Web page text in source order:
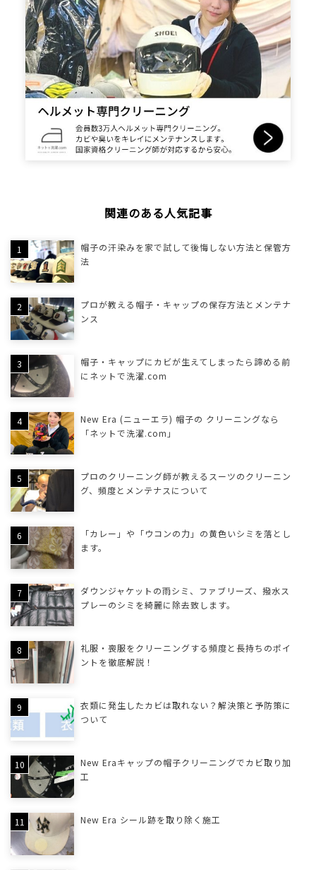
関連のある人気記事
帽子の汗染みを家で試して後悔しない方法と保管方
法
プロが教える帽子・キャップの保存方法とメンテナ
ンス
帽子・キャップにカビが生えてしまったら諦める前
にネットで洗濯.com
New Era (ニューエラ) 帽子の クリーニングなら
「ネットで洗濯.com」
プロのクリーニング師が教えるスーツのクリーニン
グ、頻度とメンテナスについて
「カレー」や「ウコンの力」の黄色いシミを落とし
ます。
ダウンジャケットの雨シミ、ファブリーズ、撥水ス
プレーのシミを綺麗に除去致します。
礼服・喪服をクリーニングする頻度と長持ちのポイ
ントを徹底解説！
衣類に発生したカビは取れない？解決策と予防策に
ついて
New Eraキャップの帽子クリーニングでカビ取り加
工
New Era シール跡を取り除く施工